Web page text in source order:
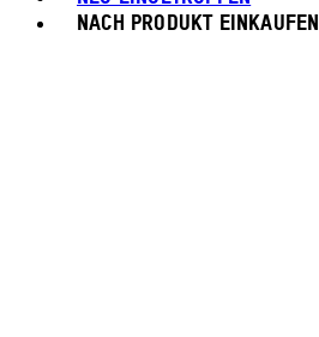
NACH PRODUKT EINKAUFEN